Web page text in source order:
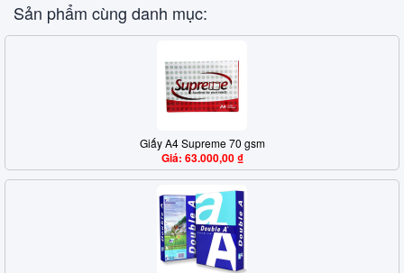
Sản phẩm cùng danh mục:
Giấy A4 Supreme 70 gsm
Giá: 63.000,00 ₫